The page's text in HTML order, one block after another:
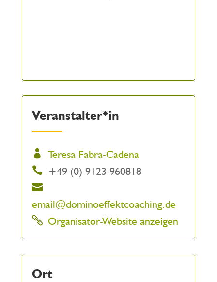
Veranstalter*in
Teresa Fabra-Cadena
+49 (0) 9123 960818
email@dominoeffektcoaching.de
Organisator-Website anzeigen
Ort